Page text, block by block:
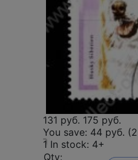
131 руб. 175 руб.
You save: 44 руб.
1 In stock: 4+
Qty: